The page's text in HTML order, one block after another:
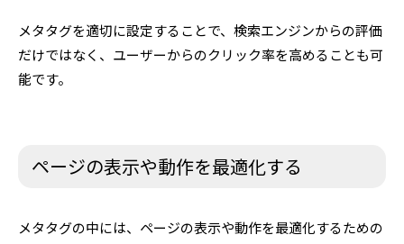
メタタグを適切に設定することで、検索エンジンからの評価
だけではなく、ユーザーからのクリック率を高めることも可
能です。
ページの表示や動作を最適化する
メタタグの中には、ページの表示や動作を最適化するための